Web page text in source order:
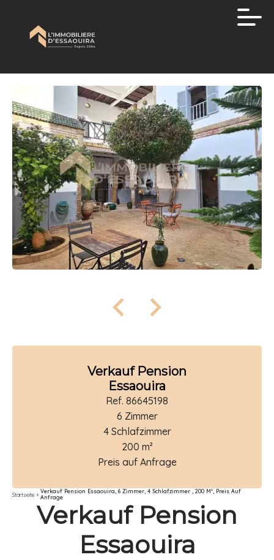
Verkauf Pension
Essaouira
Ref. 86645198
6 Zimmer
4 Schlafzimmer
200 m²
Preis auf Anfrage
Startseite
Verkauf Pension Essaouira, 6 Zimmer, 4 Schlafzimmer , 200 M², Preis Auf
Anfrage
Verkauf Pension
Essaouira